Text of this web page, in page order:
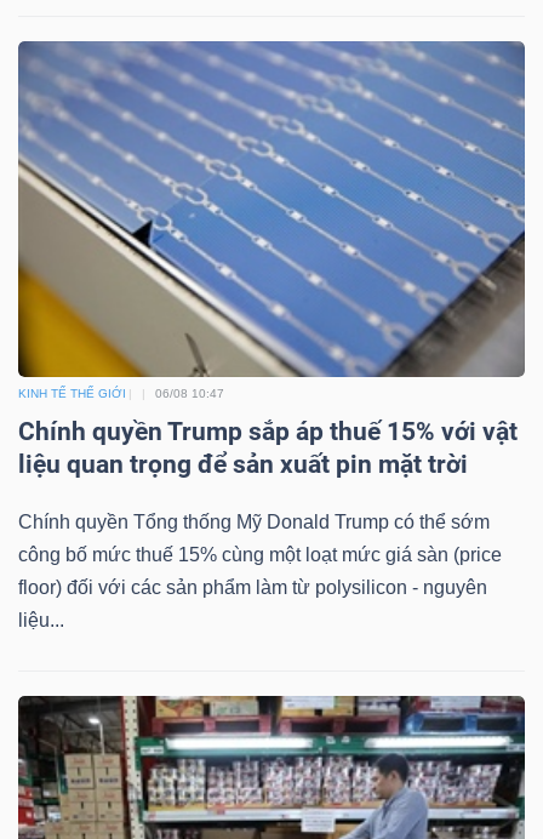
KINH TẾ THẾ GIỚI 06/08 10:47
Chính quyền Trump sắp áp thuế 15% với vật
liệu quan trọng để sản xuất pin mặt trời
Chính quyền Tổng thống Mỹ Donald Trump có thể sớm
công bố mức thuế 15% cùng một loạt mức giá sàn (price
floor) đối với các sản phẩm làm từ polysilicon - nguyên
liệu...
Truyền
thông
liệu
tài
chính